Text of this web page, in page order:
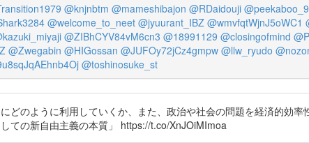
@knjnbtm @mameshibajon @RDaidouji
@welcome_to_neet @jyuurant_IBZ @wmvfqtWjnJ5oWC1
@ZIBhCYV84vM6cn3 @18991129 @closingofmind
@Zwegabin @HIGossan @JUFOy72jCz4gmpw @llw_ryudo
@toshinosuke_st
どのように利用していくか、また、政治や社会の問題を経済的効
ての新自由主義の本質」 https://t.co/XnJOiMImoa